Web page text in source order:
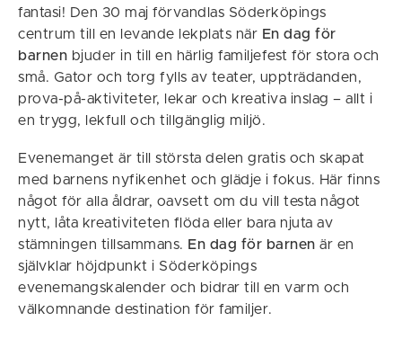
fantasi! Den 30 maj förvandlas Söderköpings
centrum till en levande lekplats när En dag för
barnen bjuder in till en härlig familjefest för stora och
små. Gator och torg fylls av teater, uppträdanden,
prova-på-aktiviteter, lekar och kreativa inslag – allt i
en trygg, lekfull och tillgänglig miljö.
Evenemanget är till största delen gratis och skapat
med barnens nyfikenhet och glädje i fokus. Här finns
något för alla åldrar, oavsett om du vill testa något
nytt, låta kreativiteten flöda eller bara njuta av
stämningen tillsammans. En dag för barnen är en
självklar höjdpunkt i Söderköpings
evenemangskalender och bidrar till en varm och
välkomnande destination för familjer.